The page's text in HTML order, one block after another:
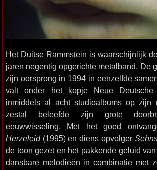
Het Duitse Rammstein is waarschijnlijk
jaren negentig opgerichte metalband. De
zijn oorsprong in 1994 in eenzelfde
valt onder het kopje Neue
inmiddels al acht studioalbums op zijn
zestal beleefde zijn grote
eeuwwisseling. Met het goed
Herzeleid(1995) en diens opvolger
de toon gezet en het pakkende geluid
dansbare melodieën in combinatie met